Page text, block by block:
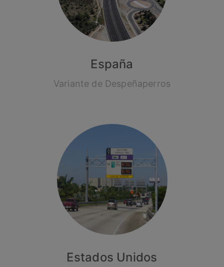
España
Variante de Despeñaperros
Estados Unidos